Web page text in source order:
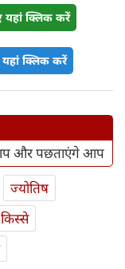
यहां क्लिक करें
क्लिक करें
और पछताएंगे आप
ज्योतिष